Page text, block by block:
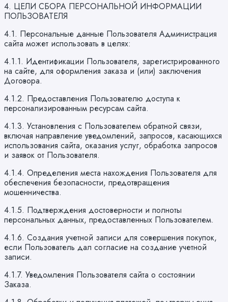
4. ЦЕЛИ СБОРА ПЕРСОНАЛЬНОЙ ИНФОРМАЦИИ
ПОЛЬЗОВАТЕЛЯ
4.1. Персональные данные Пользователя Администрация
сайта может использовать в целях:
4.1.1. Идентификации Пользователя, зарегистрированного
на сайте, для оформления заказа и (или) заключения
Договора.
4.1.2. Предоставления Пользователю доступа к
персонализированным ресурсам сайта.
4.1.3. Установления с Пользователем обратной связи,
включая направление уведомлений, запросов, касающихся
использования сайта, оказания услуг, обработка запросов
и заявок от Пользователя.
4.1.4. Определения места нахождения Пользователя для
обеспечения безопасности, предотвращения
мошенничества.
4.1.5. Подтверждения достоверности и полноты
персональных данных, предоставленных Пользователем.
4.1.6. Создания учетной записи для совершения покупок,
если Пользователь дал согласие на создание учетной
записи.
4.1.7. Уведомления Пользователя сайта о состоянии
Заказа.